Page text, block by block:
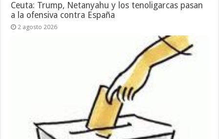
Ceuta: Trump, Netanyahu y los tenoligarcas pasan
a la ofensiva contra España
2 agosto 2026